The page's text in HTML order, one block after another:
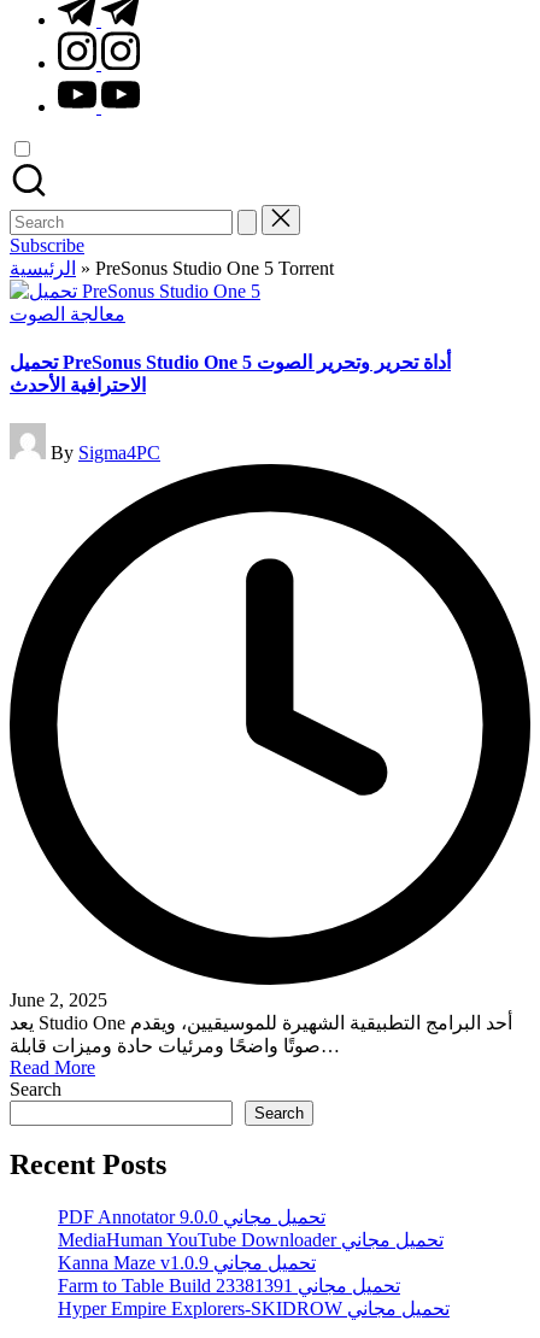
instagram.com
youtube.com
Search
for:
Subscribe
الرئيسية » PreSonus Studio One 5 Torrent
Posted
معالجة الصوت
تحميل PreSonus Studio One 5 أداة تحرير وتحرير الصوت
الاحترافية الأحدث
Posted
by
By Sigma4PC
June 2, 2025
يعد Studio One أحد البرامج التطبيقية الشهيرة للموسيقيين، ويقدم
صوتًا واضحًا ومرئيات حادة وميزات قابلة…
Read More
Search
Search
Recent Posts
PDF Annotator 9.0.0 تحميل مجاني
MediaHuman YouTube Downloader تحميل مجاني
Kanna Maze v1.0.9 تحميل مجاني
Farm to Table Build 23381391 تحميل مجاني
Hyper Empire Explorers-SKIDROW تحميل مجاني